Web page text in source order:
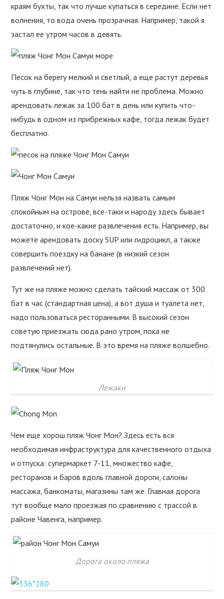
краям бухты, так что лучше купаться в середине. Если нет
волнения, то вода очень прозрачная. Например, такой я
застал ее утром часов в девять.
Песок на берегу мелкий и светлый, а еще растут деревья
чуть в глубине, так что тень найти не проблема. Можно
арендовать лежак за 100 бат в день или купить что-
нибудь в одном из прибрежных кафе, тогда лежак будет
бесплатно.
Пляж Чонг Мон на Самуи нельзя назвать самым
спокойным на острове, все-таки и народу здесь бывает
достаточно, и кое-какие развлечения есть. Например, вы
можете арендовать доску SUP или гидроцикл, а также
совершить поездку на банане (в низкий сезон
развлечений нет).
Тут же на пляже можно сделать тайский массаж от 300
бат в час (стандартная цена), а вот душа и туалета нет,
надо пользоваться ресторанными. В высокий сезон
советую приезжать сюда рано утром, пока не
подтянулись остальные. В это время на пляже волшебно.
Лежаки
Чем еще хорош пляж Чонг Мон? Здесь есть вся
необходимая инфраструктура для качественного отдыха
и отпуска: супермаркет 7-11, множество кафе,
ресторанов и баров вдоль главной дороги, салоны
массажа, банкоматы, магазины там же. Главная дорога
тут вообще мало проезжая по сравнению с трассой в
районе Чавенга, например.
Дорога около пляжа